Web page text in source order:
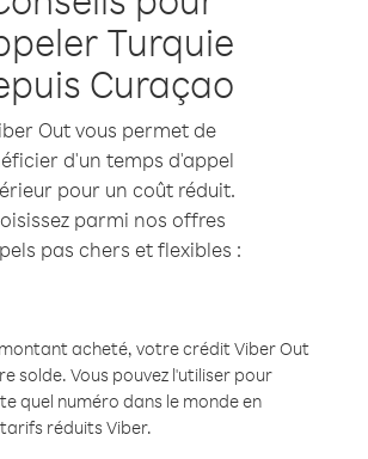
Turquie
Curaçao
Out vous permet de
d'un temps d'appel
pour un coût réduit.
parmi nos offres
pas chers et flexibles :
acheté, votre crédit Viber Out
solde. Vous pouvez l'utiliser pour
quel numéro dans le monde en
réduits Viber.